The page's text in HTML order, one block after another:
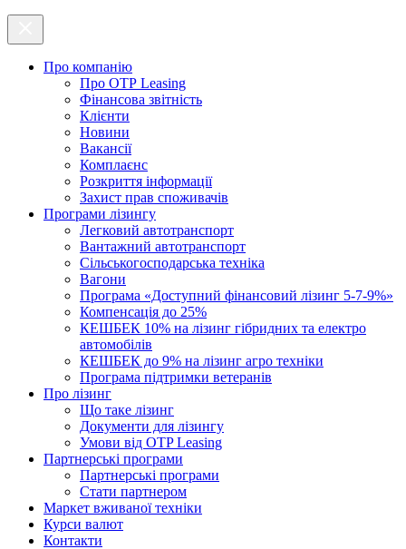
Про компанію
Про ОТР Leasing
Фінансова звітність
Клієнти
Новини
Вакансії
Комплаєнс
Розкриття інформації
Захист прав споживачів
Програми лізингу
Легковий автотранспорт
Вантажний автотранспорт
Cільськогосподарська техніка
Вагони
Програма «Доступний фінансовий лізинг 5-7-9%»
Компенсація до 25%
КЕШБЕК 10% на лізинг гібридних та електро
автомобілів
КЕШБЕК до 9% на лізинг агро техніки
Програма підтримки ветеранів
Про лізинг
Що таке лізинг
Документи для лізингу
Умови від OTP Leasing
Партнерські програми
Партнерські програми
Стати партнером
Маркет вживаної техніки
Курси валют
Контакти